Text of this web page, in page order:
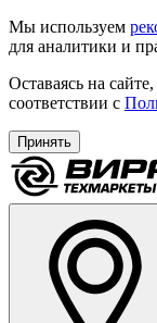
Мы используем
для аналитики и
Оставаясь на
соответствии с
Принять